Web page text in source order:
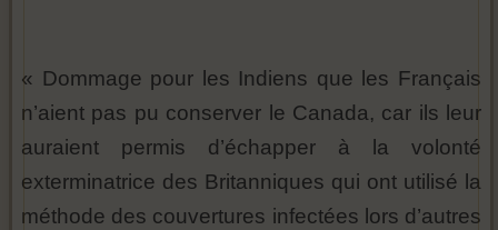
« Dommage pour les Indiens que les Français
n’aient pas pu conserver le Canada, car ils leur
auraient permis d’échapper à la volonté
exterminatrice des Britanniques qui ont utilisé la
méthode des couvertures infectées lors d’autres